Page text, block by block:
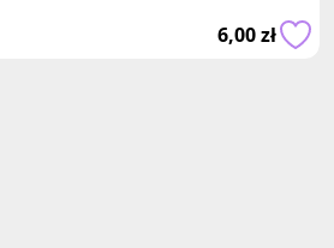
samochodzik. To doskonały wybór
6,00 zł